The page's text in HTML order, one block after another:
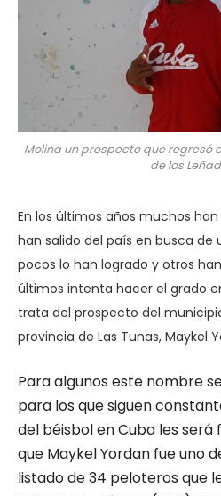
Molina un prospecto que regresó
de los
En los últimos años muchos
han salido del país en busca de
pocos lo han logrado y otros
últimos intenta hacer el grado
trata del prospecto del
provincia de Las Tunas, Maykel
Para algunos este nombre
para los que siguen
del béisbol en Cuba les será
que Maykel Yordan fue uno
listado de 34 peloteros que